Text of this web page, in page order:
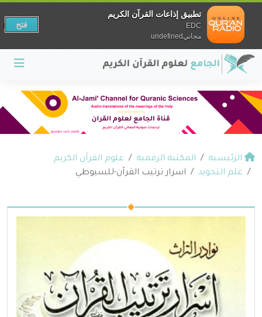
الرئيسية المكتبة الرقمية
علوم القرآن الكريم
علم التجويد
اسرار ترتيب القرآن-للسيوطي
تطبيق إذاعات القرآن الكريم
EDC
مجانيundefined
فتح